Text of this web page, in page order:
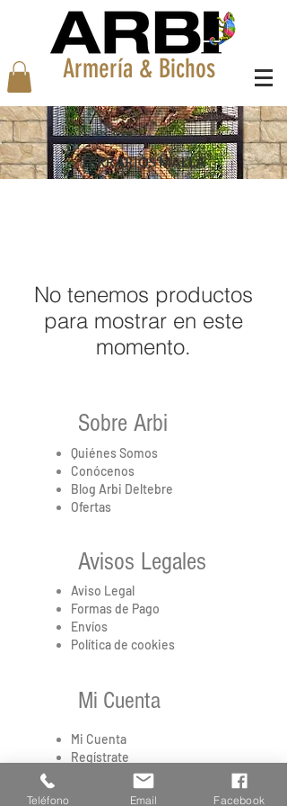
Armería & Bichos
TERRARIOS MALLA
No tenemos productos
para mostrar en este
momento.
Sobre Arbi
Quiénes Somos
Conócenos
Blog Arbi Deltebre
Ofertas
Avisos Legales
Aviso Legal
Formas de Pago
Envíos
Política de cookies
Mi Cuenta
Mi Cuenta
Regístrate
Preguntas frecuentes
Teléfono Email Facebook